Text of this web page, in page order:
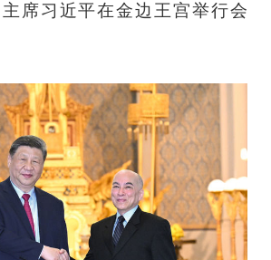
席习近平在金边王宫举行会